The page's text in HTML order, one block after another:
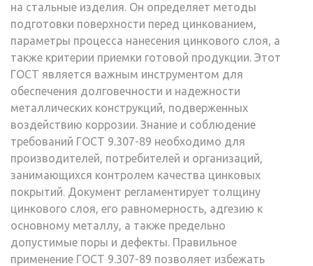
на стальные изделия. Он определяет методы
подготовки поверхности перед цинкованием,
параметры процесса нанесения цинкового слоя, а
также критерии приемки готовой продукции. Этот
ГОСТ является важным инструментом для
обеспечения долговечности и надежности
металлических конструкций, подверженных
воздействию коррозии. Знание и соблюдение
требований ГОСТ 9.307-89 необходимо для
производителей, потребителей и организаций,
занимающихся контролем качества цинковых
покрытий. Документ регламентирует толщину
цинкового слоя, его равномерность, адгезию к
основному металлу, а также предельно
допустимые поры и дефекты. Правильное
применение ГОСТ 9.307-89 позволяет избежать